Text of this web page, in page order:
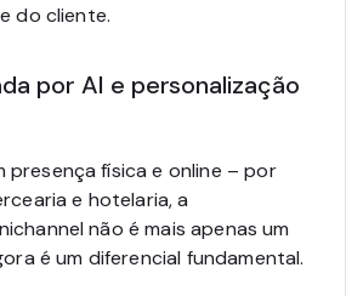
do cliente.
por AI e personalização
presença física e online – por
e hotelaria, a
não é mais apenas um
é um diferencial fundamental.